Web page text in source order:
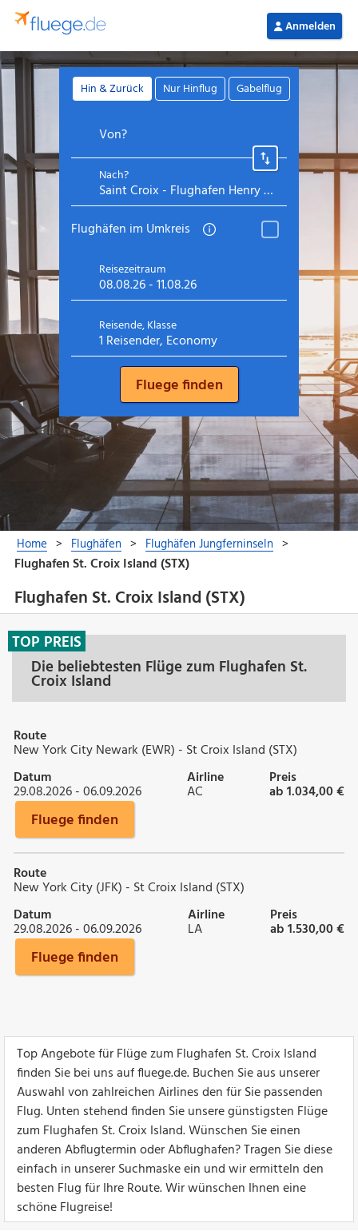
Flughafen St. Croix Island (STX)
Die beliebtesten Flüge zum Flughafen St.
Croix Island
TOP PREIS
Route
New York City Newark (EWR) - St Croix Island (STX)
Datum
29.08.2026 - 06.09.2026
Airline
AC
Preis
ab 1.034,00 €
Fluege finden
Route
New York City (JFK) - St Croix Island (STX)
Datum
29.08.2026 - 06.09.2026
Airline
LA
Preis
ab 1.530,00 €
Fluege finden
Top Angebote für Flüge zum Flughafen St. Croix Island
finden Sie bei uns auf fluege.de. Buchen Sie aus unserer
Auswahl von zahlreichen Airlines den für Sie passenden
Flug. Unten stehend finden Sie unsere günstigsten Flüge
zum Flughafen St. Croix Island. Wünschen Sie einen
anderen Abflugtermin oder Abflughafen? Tragen Sie diese
einfach in unserer Suchmaske ein und wir ermitteln den
besten Flug für Ihre Route. Wir wünschen Ihnen eine
schöne Flugreise!